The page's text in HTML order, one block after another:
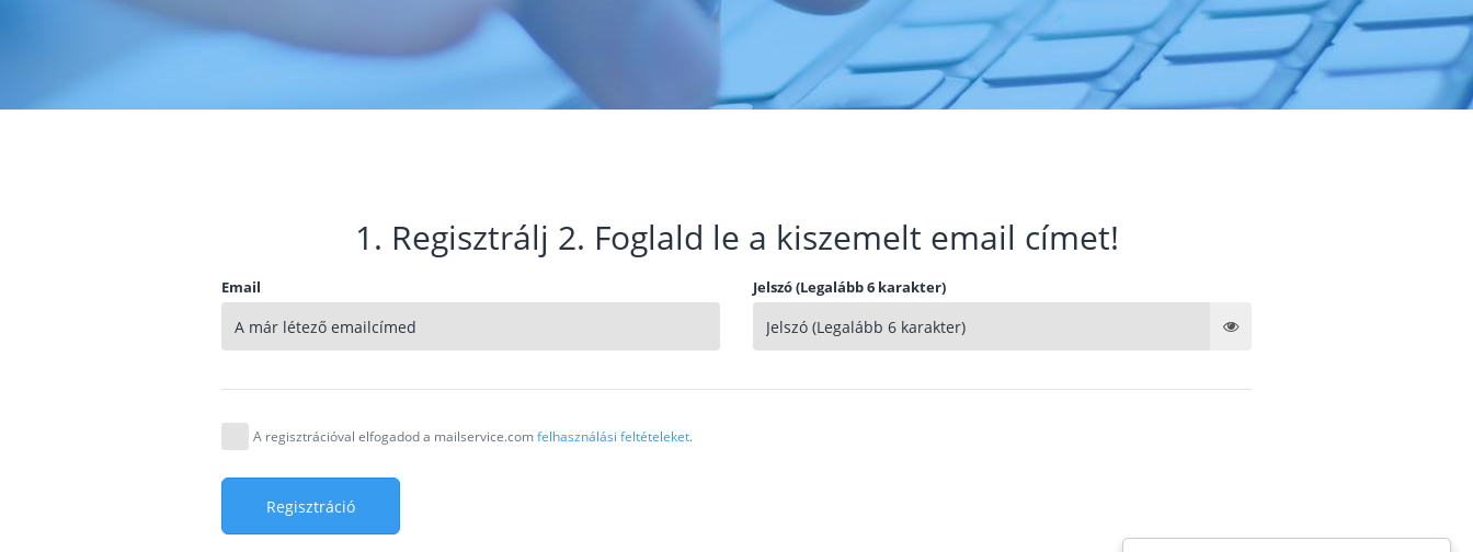
1. Regisztrálj 2. Foglald le a kiszemelt email címet!
Email Jelszó (Legalább 6 karakter)
A regisztrációval elfogadod a mailservice.comfelhasználási feltételeket.
Regisztráció